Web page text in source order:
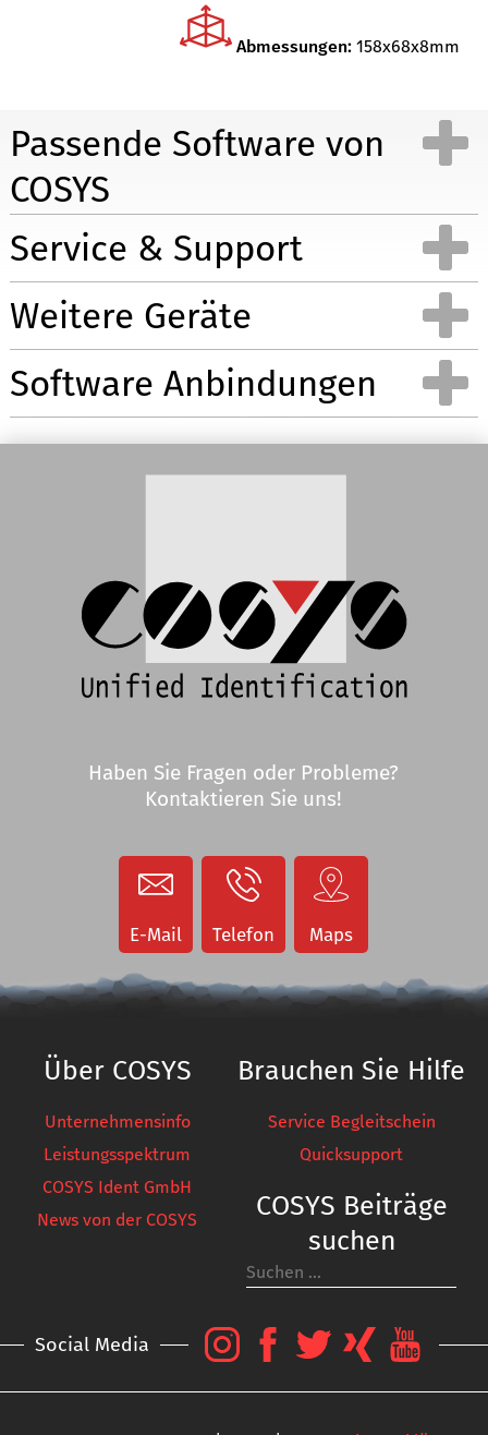
Abmessungen: 158x68x8mm
Passende Software von
COSYS
Demo Android App´s für
Inventur Cloud
Inventur Cloud App für Umlagerung App für
Wareneingang App für
Kommissionierung App
Service & Support
Weitere Geräte
MDE-Geräte
MDE Geräte Anzeigen
Handscanner Anzeigen
Etikettendrucker
Etikettendrucker
Anzeigen
Staplerterminals
Software Anbindungen
E-Mail Telefon Maps
Über COSYS
Unternehmensinfo
Leistungsspektrum
COSYS Ident GmbH
News von der COSYS
Brauchen Sie Hilfe
Service Begleitschein
Quicksupport
COSYS Beiträge
suchen
Social Media